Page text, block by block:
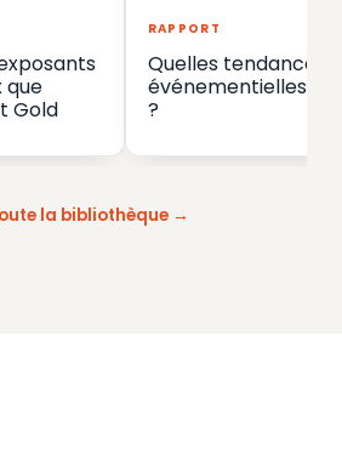
que
Gold
RAPPORT
Quelles tendances
événementielles en
?
la bibliothèque